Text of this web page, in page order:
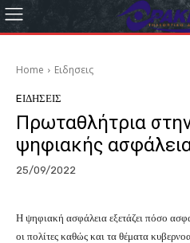
Home Eιδησεις
EΙΔΗΣΕΙΣ
Πρωταθλήτρια
ψηφιακής
25/09/2022
Η ψηφιακή ασφάλεια εξετάζει πόσο
οι πολίτες καθώς και τα θέματα